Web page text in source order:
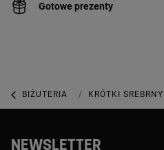
Gotowe prezenty
BIŻUTERIA BIŻUTERIA ZE
KRÓTKI
NEWSLETTER